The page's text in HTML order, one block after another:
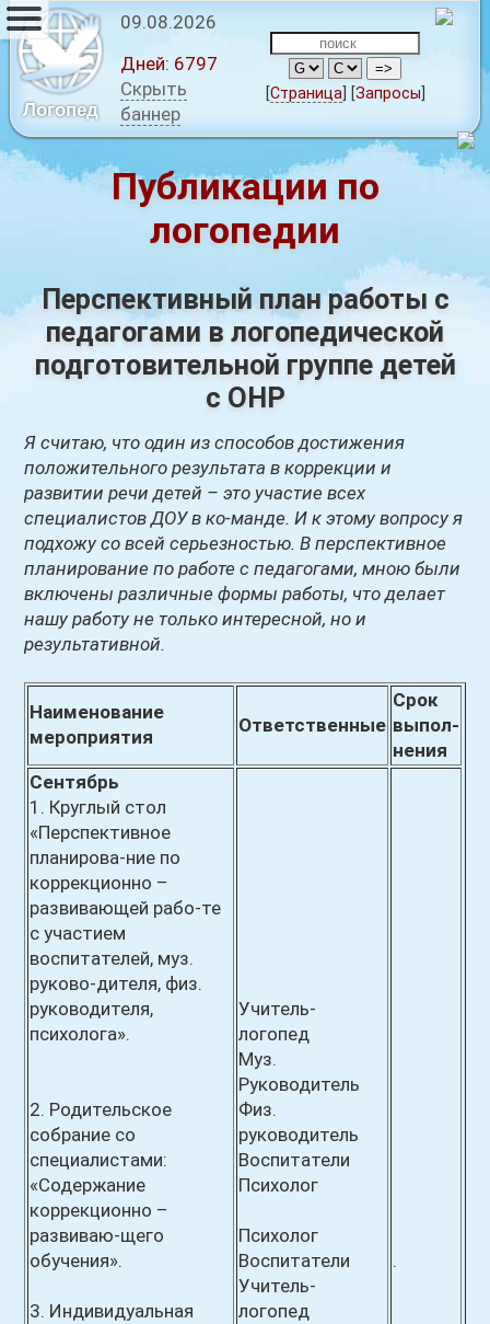
Логопед
09.08.2026
Дней: 6797
Скрыть
баннер
[Страница [Запросы
Публикации по
логопедии
Перспективный план работы с
педагогами в логопедической
подготовительной группе детей
с ОНР
Я считаю, что один из способов достижения
положительного результата в коррекции и
развитии речи детей – это участие всех
специалистов ДОУ в ко-манде. И к этому вопросу я
подхожу со всей серьезностью. В перспективное
планирование по работе с педагогами, мною были
включены различные формы работы, что делает
нашу работу не только интересной, но и
результативной.
Наименование
мероприятия
Ответственные
Срок
выпол-
нения
Сентябрь
1. Круглый стол
«Перспективное
планирова-ние по
коррекционно –
развивающей рабо-те
с участием
воспитателей, муз.
руково-дителя, физ.
руководителя,
психолога».
2. Родительское
собрание со
специалистами:
«Содержание
коррекционно –
развиваю-щего
обучения».
3. Индивидуальная
Учитель-
логопед
Муз.
Руководитель
Физ.
руководитель
Воспитатели
Психолог
Психолог
Воспитатели
Учитель-
логопед
.